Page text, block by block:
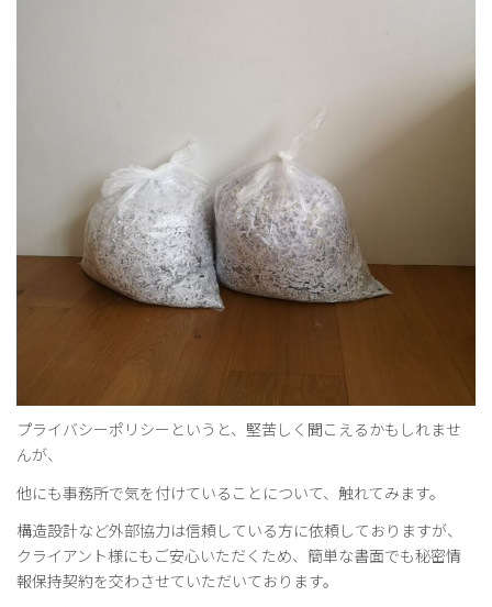
プライバシーポリシーというと、堅苦しく聞こえるかもしれませ
んが、
他にも事務所で気を付けていることについて、触れてみます。
構造設計など外部協力は信頼している方に依頼しておりますが、
クライアント様にもご安心いただくため、簡単な書面でも秘密情
報保持契約を交わさせていただいております。